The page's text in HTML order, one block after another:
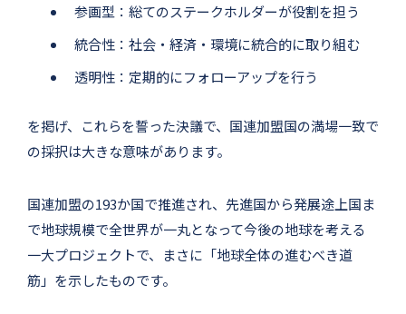
参画型：総てのステークホルダーが役割を担う
統合性：社会・経済・環境に統合的に取り組む
透明性：定期的にフォローアップを行う
を掲げ、これらを誓った決議で、国連加盟国の満場一致で
の採択は大きな意味があります。
国連加盟の193か国で推進され、先進国から発展途上国ま
で地球規模で全世界が一丸となって今後の地球を考える
一大プロジェクトで、まさに「地球全体の進むべき道
筋」を示したものです。